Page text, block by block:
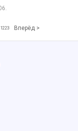
.
1223 Вперёд >